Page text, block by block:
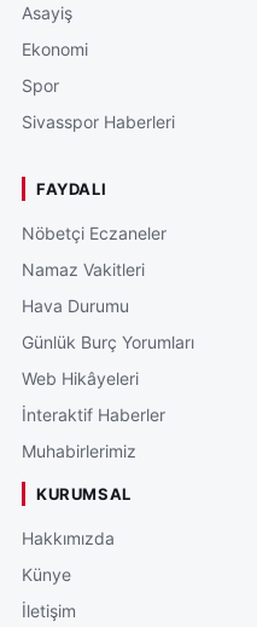
Asayiş
Ekonomi
Spor
Sivasspor Haberleri
FAYDALI
Nöbetçi Eczaneler
Namaz Vakitleri
Hava Durumu
Günlük Burç Yorumları
Web Hikâyeleri
İnteraktif Haberler
Muhabirlerimiz
KURUMSAL
Hakkımızda
Künye
İletişim